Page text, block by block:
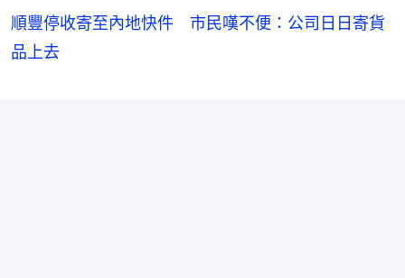
順豐停收寄至內地快件 市民嘆不便：公司日日寄貨
品上去